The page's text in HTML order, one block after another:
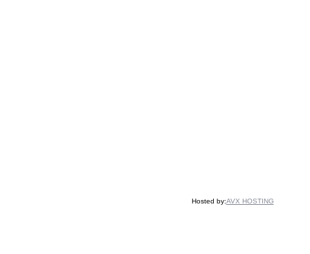
Hosted by:AVX HOSTING